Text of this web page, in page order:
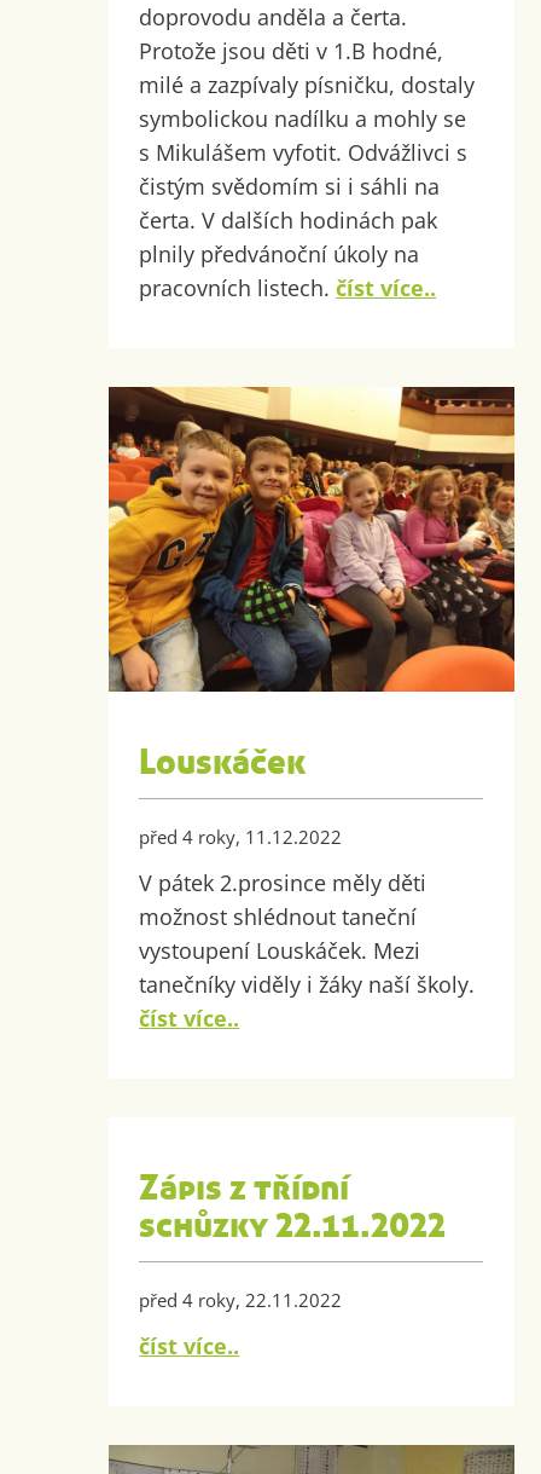
doprovodu anděla a čerta.
Protože jsou děti v 1.B hodné,
milé a zazpívaly písničku, dostaly
symbolickou nadílku a mohly se
s Mikulášem vyfotit. Odvážlivci s
čistým svědomím si i sáhli na
čerta. V dalších hodinách pak
plnily předvánoční úkoly na
pracovních listech.číst více..
Louskáček
před 4 roky, 11.12.2022
V pátek 2.prosince měly děti
možnost shlédnout taneční
vystoupení Louskáček. Mezi
tanečníky viděly i žáky naší školy.
číst více..
Zápis z třídní
schůzky 22.11.2022
před 4 roky, 22.11.2022
číst více..